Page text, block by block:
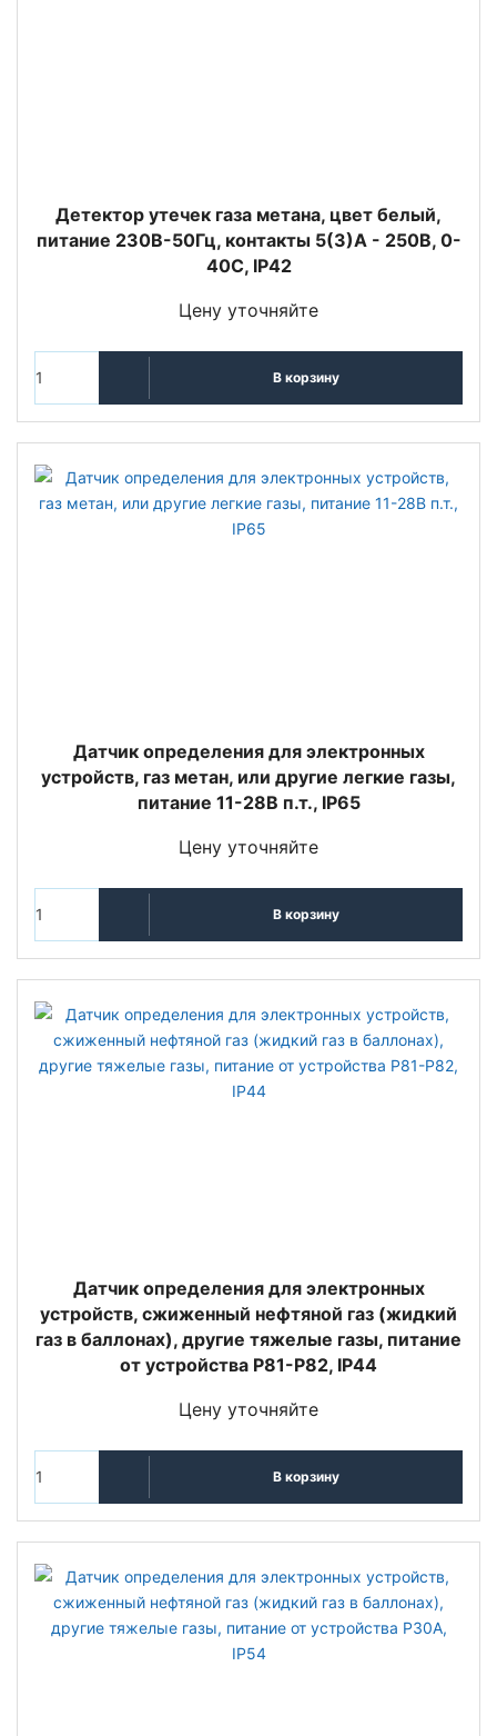
Детектор утечек газа метана, цвет белый,
питание 230В-50Гц, контакты 5(3)A - 250В, 0-
40C, IP42
Цену уточняйте
В корзину
Датчик определения для электронных
устройств, газ метан, или другие легкие газы,
питание 11-28В п.т., IP65
Цену уточняйте
В корзину
Датчик определения для электронных
устройств, сжиженный нефтяной газ (жидкий
газ в баллонах), другие тяжелые газы, питание
от устройства P81-P82, IP44
Цену уточняйте
В корзину